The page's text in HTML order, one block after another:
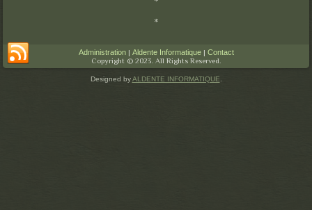
*
Administration| Aldente Informatique| Contact
Copyright © 2023. All Rights Reserved.
Designed byALDENTE INFORMATIQUE